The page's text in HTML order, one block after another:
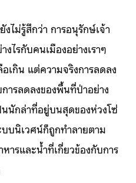
ไม่รู้สึกว่า การอนุรักษ์เจ้า
ไรกับคนเมืองอย่างเราๆ
อเกิน แต่ความจริงการลดลง
ารลดลงของพื้นที่ป่าอย่าง
นนักล่าที่อยู่บนสุดของห่วงโซ่
บบนิเวศน์ก็ถูกทำลายตาม
ารและน้ำที่เกี่ยวข้องกับการ